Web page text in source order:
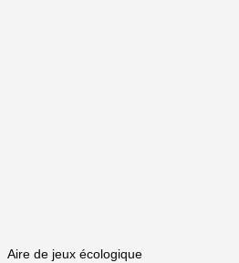
Aire de jeux écologique